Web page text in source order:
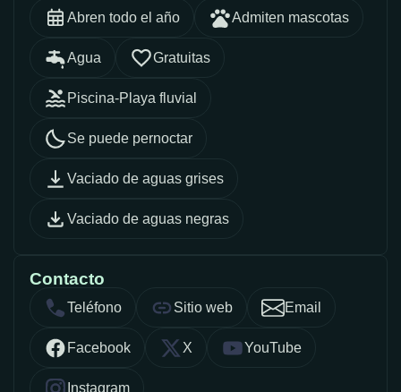
Abren todo el año Admiten mascotas
Agua Gratuitas
Piscina-Playa fluvial
Se puede pernoctar
Vaciado de aguas grises
Vaciado de aguas negras
Contacto
Teléfono Sitio web Email
Facebook X YouTube
Instagram